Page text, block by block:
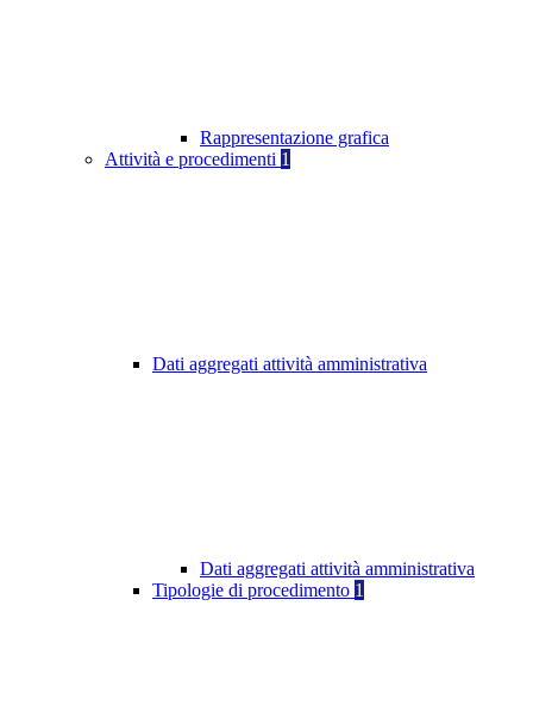
Rappresentazione grafica
Attività e procedimenti 1
Dati aggregati attività amministrativa
Dati aggregati attività amministrativa
Tipologie di procedimento 1